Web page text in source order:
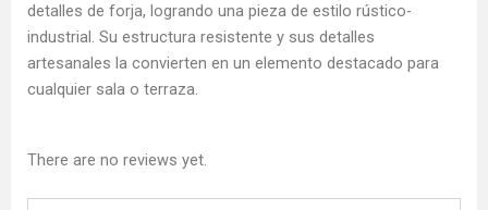
detalles de forja, logrando una pieza de estilo rústico-
industrial. Su estructura resistente y sus detalles
artesanales la convierten en un elemento destacado para
cualquier sala o terraza.
There are no reviews yet.